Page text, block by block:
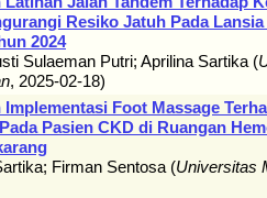
Resiko Jatuh Pada
2024
Sulaeman Putri; Aprilina Sartika (
, 2025-02-18)
Implementasi Foot Massage
Pasien CKD di Ruangan
; Firman Sentosa (Universitas